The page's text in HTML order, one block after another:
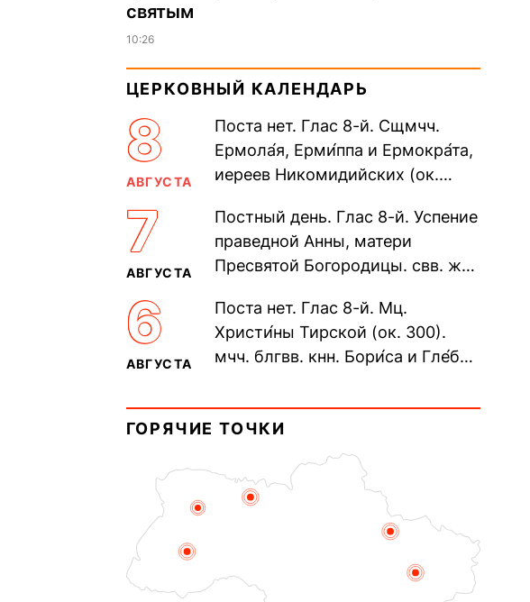
святым
10:26
ЦЕРКОВНЫЙ КАЛЕНДАРЬ
8
АВГУСТА
Поста нет. Глас 8-й. Сщмчч.
Ермола́я, Ерми́ппа и Ермокра́та,
иереев Никомидийских (ок.
Печерского, в Ближних
пещерах...
7
АВГУСТА
Постный день. Глас 8-й. Успение
праведной Анны, матери
Пресвятой Богородицы. свв. жен
прп. Евпракси́и девы,...
6
АВГУСТА
Поста нет. Глас 8-й. Мц.
Христи́ны Тирской (ок. 300).
мчч. блгвв. кнн. Бори́са и Гле́ба,
Дави́да (1015). Прп....
ГОРЯЧИЕ ТОЧКИ